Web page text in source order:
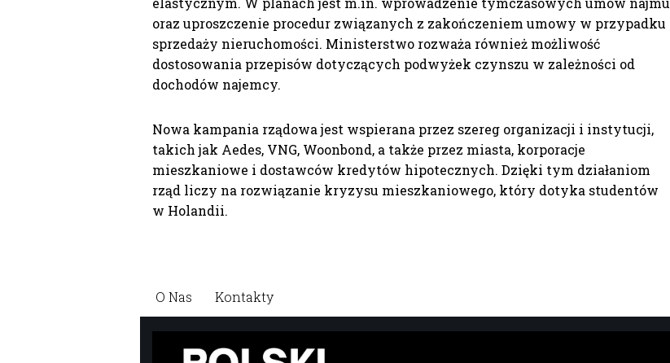
oraz uproszczenie procedur związanych z zakończeniem umowy w przypadku
sprzedaży nieruchomości. Ministerstwo rozważa również możliwość
dostosowania przepisów dotyczących podwyżek czynszu w zależności od
dochodów najemcy.
Nowa kampania rządowa jest wspierana przez szereg organizacji i instytucji,
takich jak Aedes, VNG, Woonbond, a także przez miasta, korporacje
mieszkaniowe i dostawców kredytów hipotecznych. Dzięki tym działaniom
rząd liczy na rozwiązanie kryzysu mieszkaniowego, który dotyka studentów
w Holandii.
O Nas Kontakty